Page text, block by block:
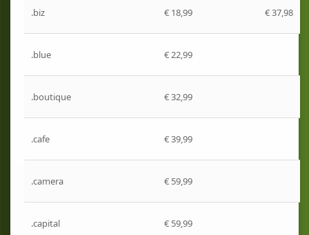
.biz € 18,99 € 37,98
.blue € 22,99
.boutique € 32,99
.cafe € 39,99
.camera € 59,99
.capital € 59,99